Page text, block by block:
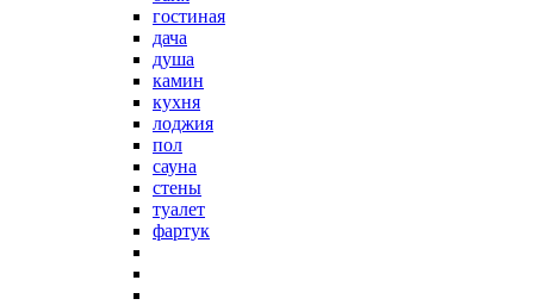
гостиная
дача
душа
камин
кухня
лоджия
пол
сауна
стены
туалет
фартук